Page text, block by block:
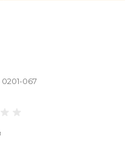
0201-067